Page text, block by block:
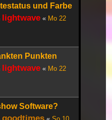
und Farbe
lightwave « Mo 22
Punkten
lightwave « Mo 22
Software?
goodtimes